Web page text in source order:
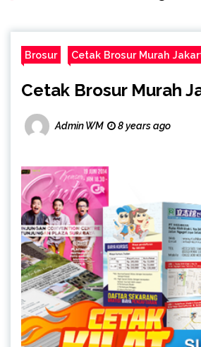
Brosur Cetak Brosur Murah
Cetak Brosur Murah
Admin WM 8 years ago